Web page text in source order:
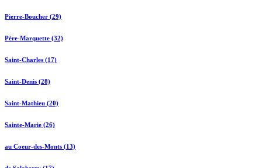
Pierre-Boucher (29)
Père-Marquette (32)
Saint-Charles (17)
Saint-Denis (28)
Saint-Mathieu (20)
Sainte-Marie (26)
au Coeur-des-Monts (13)